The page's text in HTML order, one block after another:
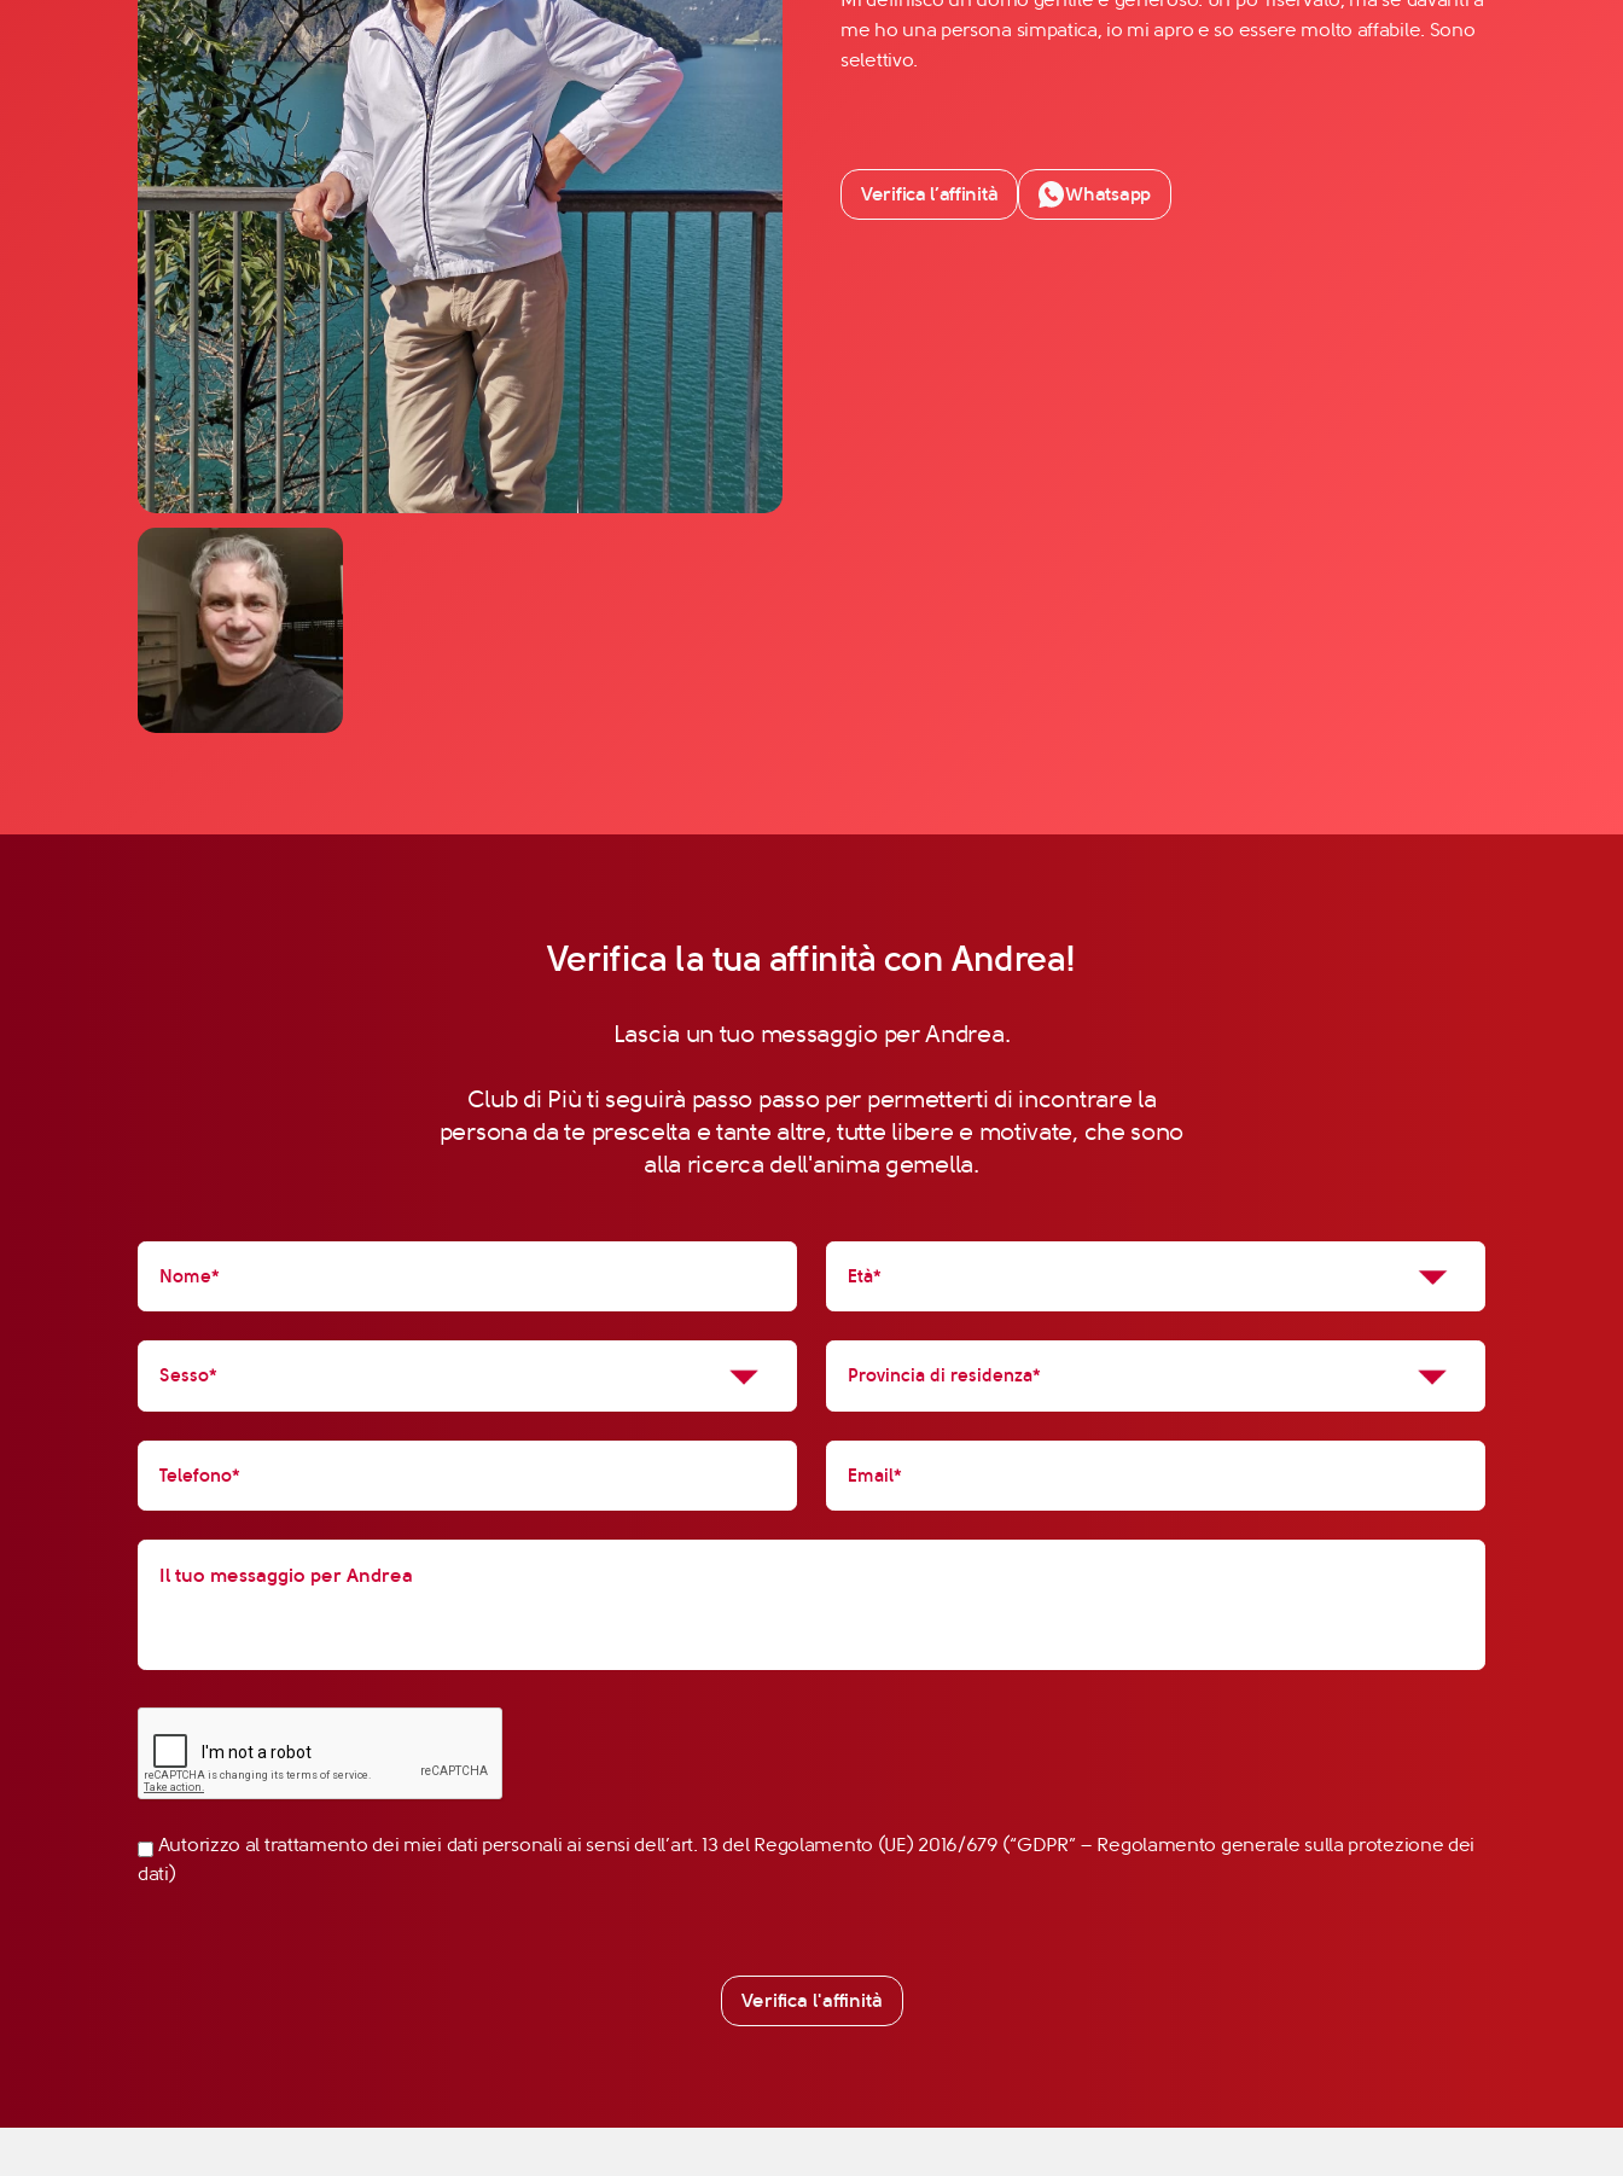
TikTok
me ho una persona simpatica, io mi apro e so essere molto affabile. Sono
selettivo.
Verifica l’affinità Whatsapp
Verifica la tua affinità con Andrea!
Lascia un tuo messaggio per Andrea.
Club di Più ti seguirà passo passo per permetterti di incontrare la
persona da te prescelta e tante altre, tutte libere e motivate, che sono
alla ricerca dell'anima gemella.
Autorizzo al trattamento dei miei dati personali ai sensi dell’art. 13 del Regolamento (UE) 2016/679 (“GDPR” – Regolamento generale sulla protezione dei
dati)
Verifica l'affinità